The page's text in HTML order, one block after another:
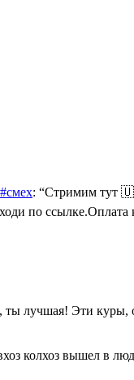
: “Стримим тут
по
ты лучшая! Эти куры,
колхоз вышел в